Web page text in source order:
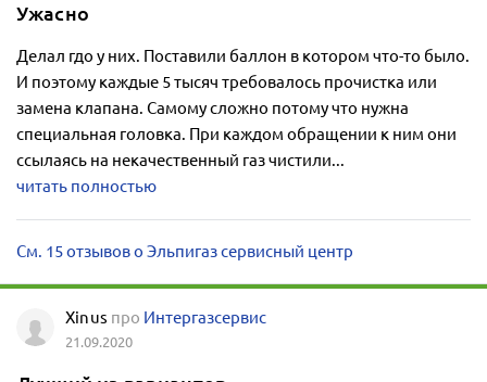
Ужасно
Делал гдо у них. Поставили баллон в котором что-то было.
И поэтому каждые 5 тысяч требовалось прочистка или
замена клапана. Самому сложно потому что нужна
специальная головка. При каждом обращении к ним они
ссылаясь на некачественный газ чистили...
читать полностью
См. 15 отзывов о Эльпигаз сервисный центр
Xinus про Интергазсервис
21.09.2020